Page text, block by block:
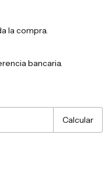
la compra.
bancaria.
Calcular